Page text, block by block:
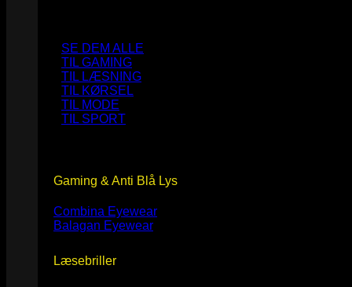
SE DEM ALLE
TIL GAMING
TIL LÆSNING
TIL KØRSEL
TIL MODE
TIL SPORT
Gaming & Anti Blå Lys
Combina Eyewear
Balagan Eyewear
Læsebriller